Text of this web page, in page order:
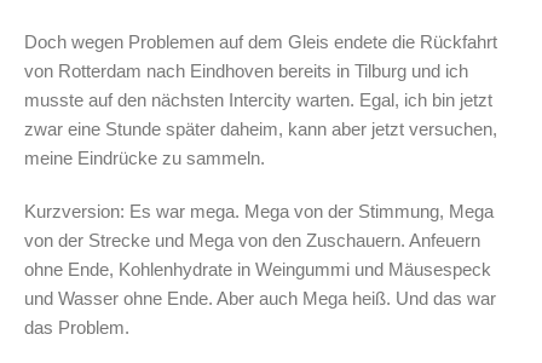
Doch wegen Problemen auf dem Gleis endete die Rückfahrt
von Rotterdam nach Eindhoven bereits in Tilburg und ich
musste auf den nächsten Intercity warten. Egal, ich bin jetzt
zwar eine Stunde später daheim, kann aber jetzt versuchen,
meine Eindrücke zu sammeln.
Kurzversion: Es war mega. Mega von der Stimmung, Mega
von der Strecke und Mega von den Zuschauern. Anfeuern
ohne Ende, Kohlenhydrate in Weingummi und Mäusespeck
und Wasser ohne Ende. Aber auch Mega heiß. Und das war
das Problem.